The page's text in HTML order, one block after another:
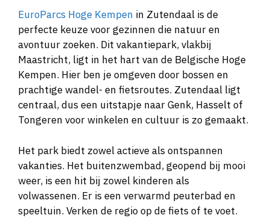
EuroParcs Hoge Kempen in Zutendaal is de
perfecte keuze voor gezinnen die natuur en
avontuur zoeken. Dit vakantiepark, vlakbij
Maastricht, ligt in het hart van de Belgische Hoge
Kempen. Hier ben je omgeven door bossen en
prachtige wandel- en fietsroutes. Zutendaal ligt
centraal, dus een uitstapje naar Genk, Hasselt of
Tongeren voor winkelen en cultuur is zo gemaakt.
Het park biedt zowel actieve als ontspannen
vakanties. Het buitenzwembad, geopend bij mooi
weer, is een hit bij zowel kinderen als
volwassenen. Er is een verwarmd peuterbad en
speeltuin. Verken de regio op de fiets of te voet.